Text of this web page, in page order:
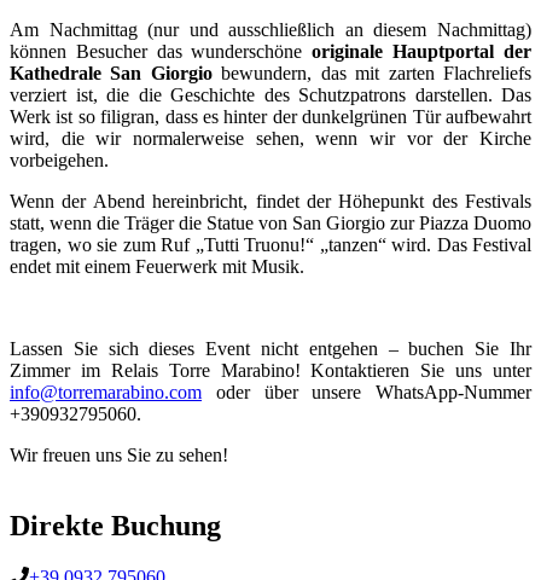
Am Nachmittag (nur und ausschließlich an diesem Nachmittag)
können Besucher das wunderschöneoriginale Hauptportal der
Kathedrale San Giorgiobewundern, das mit zarten Flachreliefs
verziert ist, die die Geschichte des Schutzpatrons darstellen. Das
Werk ist so filigran, dass es hinter der dunkelgrünen Tür aufbewahrt
wird, die wir normalerweise sehen, wenn wir vor der Kirche
vorbeigehen.
Wenn der Abend hereinbricht, findet der Höhepunkt des Festivals
statt, wenn die Träger die Statue von San Giorgio zur Piazza Duomo
tragen, wo sie zum Ruf „Tutti Truonu!“ „tanzen“ wird. Das Festival
endet mit einem Feuerwerk mit Musik.
Lassen Sie sich dieses Event nicht entgehen – buchen Sie Ihr
Zimmer im Relais Torre Marabino! Kontaktieren Sie uns unter
info@torremarabino.com oder über unsere WhatsApp-Nummer
+390932795060.
Wir freuen uns Sie zu sehen!
Direkte Buchung